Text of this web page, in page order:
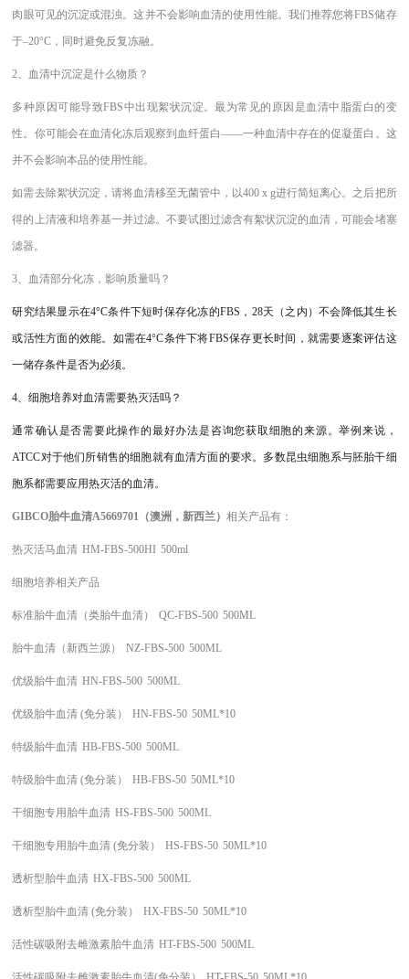
肉眼可见的沉淀或混浊。这并不会影响血清的使用性能。我们推荐您将FBS储存
于–20°C，同时避免反复冻融。
2、 血清中沉淀是什么物质？
多种原因可能导致FBS中出现絮状沉淀。最为常见的原因是血清中脂蛋白的变
性。你可能会在血清化冻后观察到血纤蛋白——一种血清中存在的促凝蛋白。这
并不会影响本品的使用性能。
如需去除絮状沉淀，请将血清移至无菌管中，以400 x g进行简短离心。之后把所
得的上清液和培养基一并过滤。不要试图过滤含有絮状沉淀的血清，可能会堵塞
滤器。
3、 血清部分化冻，影响质量吗？
研究结果显示在4°C条件下短时保存化冻的FBS，28天（之内）不会降低其生长
或活性方面的效能。如需在4°C条件下将FBS保存更长时间，就需要逐案评估这
一储存条件是否为必须。
4、细胞培养对血清需要热灭活吗？
通常确认是否需要此操作的最好办法是咨询您获取细胞的来源。举例来说，
ATCC对于他们所销售的细胞就有血清方面的要求。多数昆虫细胞系与胚胎干细
胞系都需要应用热灭活的血清。
GIBCO胎牛血清A5669701（澳洲，新西兰）相关产品有：
热灭活马血清 HM-FBS-500HI 500ml
细胞培养相关产品
标准胎牛血清（类胎牛血清） QC-FBS-500 500ML
胎牛血清（新西兰源） NZ-FBS-500 500ML
优级胎牛血清 HN-FBS-500 500ML
优级胎牛血清 (免分装） HN-FBS-50 50ML*10
特级胎牛血清 HB-FBS-500 500ML
特级胎牛血清 (免分装） HB-FBS-50 50ML*10
干细胞专用胎牛血清 HS-FBS-500 500ML
干细胞专用胎牛血清 (免分装） HS-FBS-50 50ML*10
透析型胎牛血清 HX-FBS-500 500ML
透析型胎牛血清 (免分装） HX-FBS-50 50ML*10
活性碳吸附去雌激素胎牛血清 HT-FBS-500 500ML